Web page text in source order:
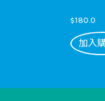
$180.0
加入